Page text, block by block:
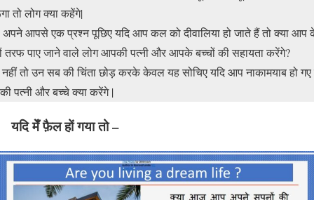
तो लोग क्या कहेंगे|
आपसे एक प्रश्न पूछिए यदि आप कल को दीवालिया हो जाते हैं तो क्या आप
तरफ पाए जाने वाले लोग आपकी पत्नी और आपके बच्चों की सहायता करेंगे?
नहीं तो उन सब की चिंता छोड़ करके केवल यह सोचिए यदि आप नाकामयाब हो गए
पत्नी और बच्चे क्या करेंगे |
यदि मेँ फ़ैल हों गया तो –